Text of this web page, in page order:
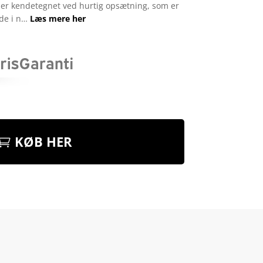
kendetegnet ved hurtig opsætning, som er
i n… Læs mere her
KØB HER